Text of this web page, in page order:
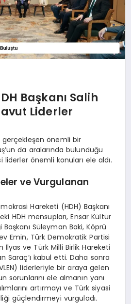
Başkanı Salih
Liderler
gerçekleşen önemli bir
da aralarında bulunduğu
önemli konuları ele aldı.
ve Vurgulanan
Hareketi (HDH) Başkanı
HDH mensupları, Ensar Kültür
Süleyman Baki, Köprü
Emin, Türk Demokratik Partisi
İlyas ve Türk Milli Birlik Hareketi
Saraç’ı kabul etti. Daha sonra
liderleriyle bir araya gelen
sorunlarını ele almanın yanı
artırmayı ve Türk siyasi
güçlendirmeyi vurguladı.